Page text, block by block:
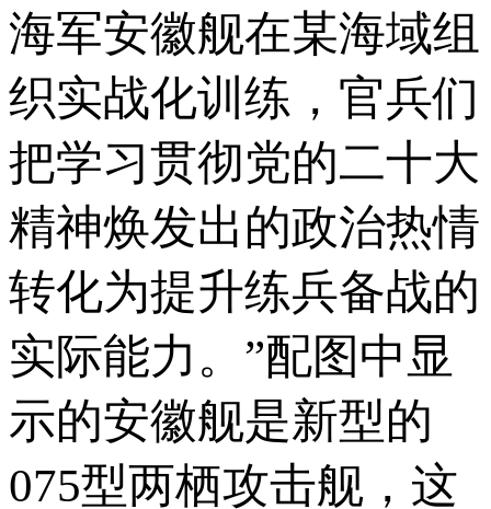
海军安徽舰在某海域组
织实战化训练，官兵们
把学习贯彻党的二十大
精神焕发出的政治热情
转化为提升练兵备战的
实际能力。”配图中显
示的安徽舰是新型的
075型两栖攻击舰，这